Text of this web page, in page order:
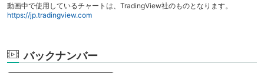
動画中で使用しているチャートは、TradingView社のものとなります。
https://jp.tradingview.com
バックナンバー